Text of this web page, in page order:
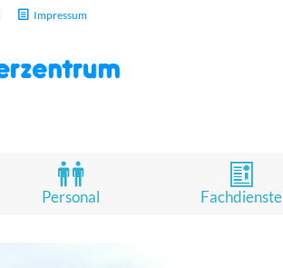
Impressum
Personal Fachdienste